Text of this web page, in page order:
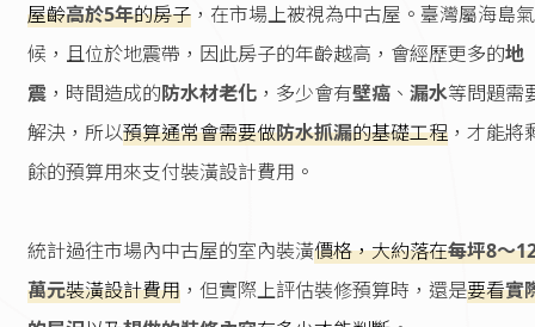
屋齡高於5年的房子 ，在市場上被視為中古屋。臺灣屬海島氣
候，且位於地震帶，因此房子的年齡越高，會經歷更多的地
震 ，時間造成的防水材老化 ，多少會有壁癌 、 漏水等問題需
解決，所以預算通常會需要做防水抓漏的基礎工程 ，才能將
餘的預算用來支付裝潢設計費用。
統計過往市場內中古屋的室內裝潢價格，大約落在每坪8～
萬元裝潢設計費用 ，但實際上評估裝修預算時，還是要看實